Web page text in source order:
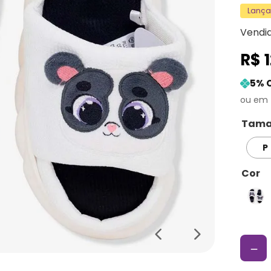
R$
5%
P
Cor
－